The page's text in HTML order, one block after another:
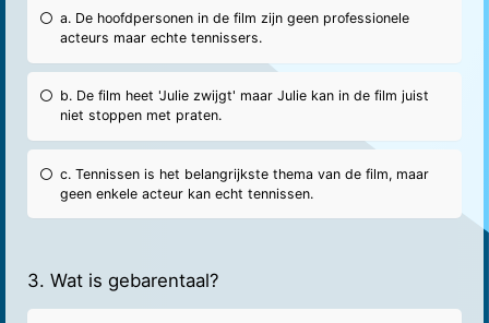
a. De hoofdpersonen in de film zijn geen professionele
acteurs maar echte tennissers.
b. De film heet 'Julie zwijgt' maar Julie kan in de film juist
niet stoppen met praten.
c. Tennissen is het belangrijkste thema van de film, maar
geen enkele acteur kan echt tennissen.
3. Wat is gebarentaal?